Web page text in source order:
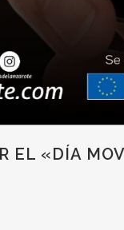
EL «DÍA